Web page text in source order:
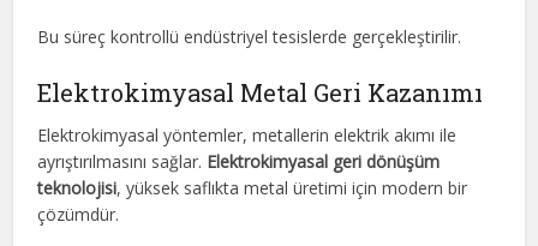
Bu süreç kontrollü endüstriyel tesislerde gerçekleştirilir.
Elektrokimyasal Metal Geri Kazanımı
Elektrokimyasal yöntemler, metallerin elektrik akımı ile
ayrıştırılmasını sağlar. Elektrokimyasal geri dönüşüm
teknolojisi, yüksek saflıkta metal üretimi için modern bir
çözümdür.